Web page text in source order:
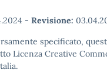
- Revisione:
specificato,
Licenza Creative